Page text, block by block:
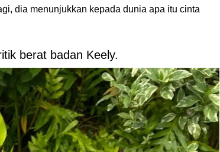
dia menunjukkan kepada dunia apa itu cinta
berat badan Keely.